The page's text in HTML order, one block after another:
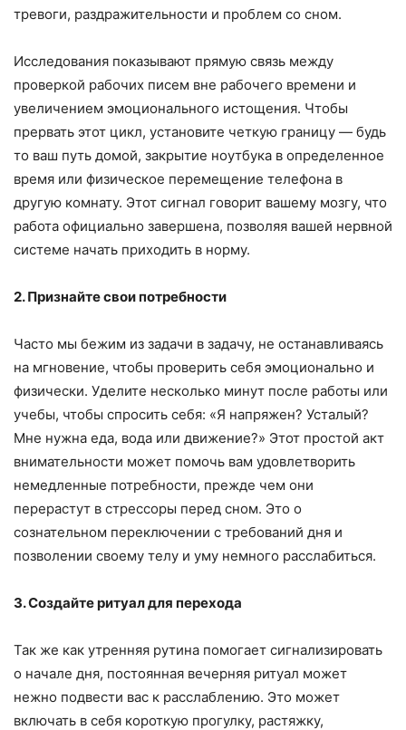
тревоги, раздражительности и проблем со сном.
Исследования показывают прямую связь между
проверкой рабочих писем вне рабочего времени и
увеличением эмоционального истощения. Чтобы
прервать этот цикл, установите четкую границу — будь
то ваш путь домой, закрытие ноутбука в определенное
время или физическое перемещение телефона в
другую комнату. Этот сигнал говорит вашему мозгу, что
работа официально завершена, позволяя вашей нервной
системе начать приходить в норму.
2. Признайте свои потребности
Часто мы бежим из задачи в задачу, не останавливаясь
на мгновение, чтобы проверить себя эмоционально и
физически. Уделите несколько минут после работы или
учебы, чтобы спросить себя: «Я напряжен? Усталый?
Мне нужна еда, вода или движение?» Этот простой акт
внимательности может помочь вам удовлетворить
немедленные потребности, прежде чем они
перерастут в стрессоры перед сном. Это о
сознательном переключении с требований дня и
позволении своему телу и уму немного расслабиться.
3. Создайте ритуал для перехода
Так же как утренняя рутина помогает сигнализировать
о начале дня, постоянная вечерняя ритуал может
нежно подвести вас к расслаблению. Это может
включать в себя короткую прогулку, растяжку,